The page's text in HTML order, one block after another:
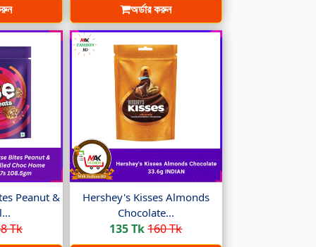
অর্ডার করুন
Peanut &
Tk
Hershey's Kisses Almonds
Chocolate...
135 Tk 160 Tk